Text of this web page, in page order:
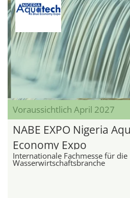
Voraussichtlich April 2027
NABE EXPO Nigeria
Economy Expo
Internationale Fachmesse für die
Wasserwirtschaftsbranche